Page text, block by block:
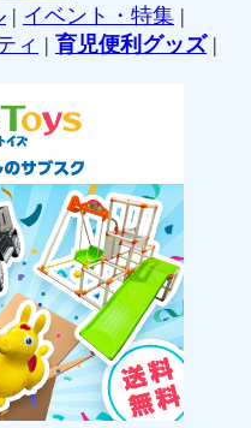
| イベント・特集 |
ィ | 育児便利グッズ|